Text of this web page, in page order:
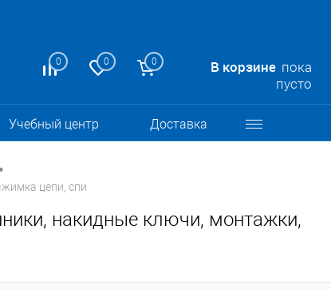
0 0 0 В корзине пока
пусто
Учебный центр Доставка
цепи, спи
накидные ключи, монтажки,